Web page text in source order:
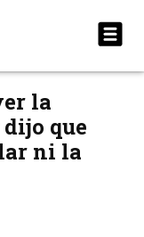
la
que
ni la